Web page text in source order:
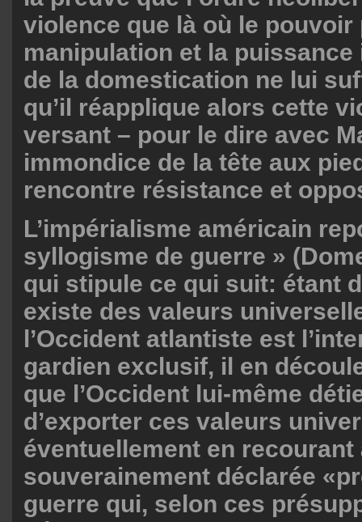
violence que là où le pouvoir
manipulation et la
de la domestication ne lui
qu’il réapplique alors cette
versant – pour le dire avec
immondice de la tête aux
rencontre résistance et
L’impérialisme américain
syllogisme de guerre »
qui stipule ce qui suit: étant
existe des valeurs
l’Occident atlantiste est
gardien exclusif, il en
que l’Occident lui-même
d’exporter ces valeurs
éventuellement en recourant
souverainement déclarée
guerre qui, selon ces